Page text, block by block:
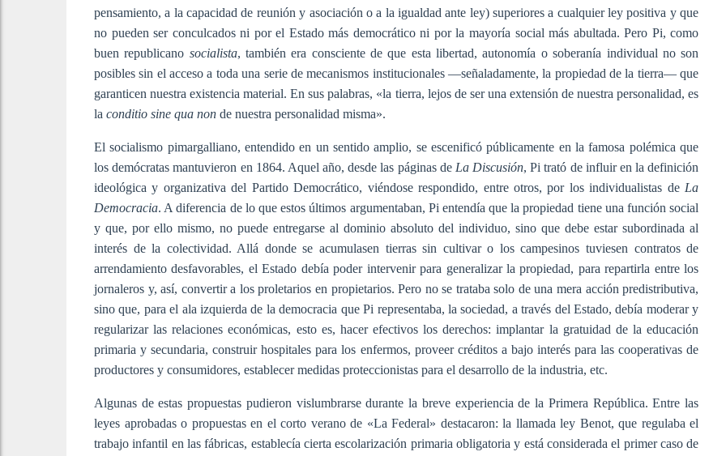
pensamiento, a la capacidad de reunión y asociación o a la igualdad ante ley) superiores a cualquier ley positiva y que
no pueden ser conculcados ni por el Estado más democrático ni por la mayoría social más abultada. Pero Pi, como
buen republicano socialista, también era consciente de que esta libertad, autonomía o soberanía individual no son
posibles sin el acceso a toda una serie de mecanismos institucionales —señaladamente, la propiedad de la tierra— que
garanticen nuestra existencia material. En sus palabras, «la tierra, lejos de ser una extensión de nuestra personalidad, es
la conditio sine qua non de nuestra personalidad misma».
El socialismo pimargalliano, entendido en un sentido amplio, se escenificó públicamente en la famosa polémica que
los demócratas mantuvieron en 1864. Aquel año, desde las páginas de La Discusión, Pi trató de influir en la definición
ideológica y organizativa del Partido Democrático, viéndose respondido, entre otros, por los individualistas de La
Democracia. A diferencia de lo que estos últimos argumentaban, Pi entendía que la propiedad tiene una función social
y que, por ello mismo, no puede entregarse al dominio absoluto del individuo, sino que debe estar subordinada al
interés de la colectividad. Allá donde se acumulasen tierras sin cultivar o los campesinos tuviesen contratos de
arrendamiento desfavorables, el Estado debía poder intervenir para generalizar la propiedad, para repartirla entre los
jornaleros y, así, convertir a los proletarios en propietarios. Pero no se trataba solo de una mera acción predistributiva,
sino que, para el ala izquierda de la democracia que Pi representaba, la sociedad, a través del Estado, debía moderar y
regularizar las relaciones económicas, esto es, hacer efectivos los derechos: implantar la gratuidad de la educación
primaria y secundaria, construir hospitales para los enfermos, proveer créditos a bajo interés para las cooperativas de
productores y consumidores, establecer medidas proteccionistas para el desarrollo de la industria, etc.
Algunas de estas propuestas pudieron vislumbrarse durante la breve experiencia de la Primera República. Entre las
leyes aprobadas o propuestas en el corto verano de «La Federal» destacaron: la llamada ley Benot, que regulaba el
trabajo infantil en las fábricas, establecía cierta escolarización primaria obligatoria y está considerada el primer caso de